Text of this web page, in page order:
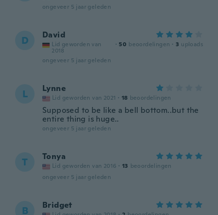
ongeveer 5 jaar geleden
D David
Lid geworden van
2018
· 50 beoordelingen · 3 uploads
ongeveer 5 jaar geleden
L Lynne
Lid geworden van 2021 · 18 beoordelingen
Supposed to be like a bell bottom..but the
entire thing is huge..
ongeveer 5 jaar geleden
T Tonya
Lid geworden van 2016 · 13 beoordelingen
ongeveer 5 jaar geleden
B Bridget